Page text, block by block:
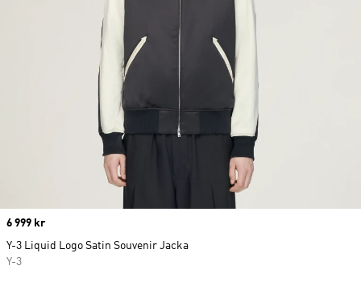
Price
6 999 kr
Y-3 Liquid Logo Satin Souvenir Jacka
Y-3